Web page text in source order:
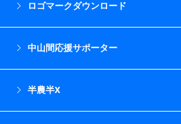
ロゴマークダウンロード
中山間応援サポーター
半農半X